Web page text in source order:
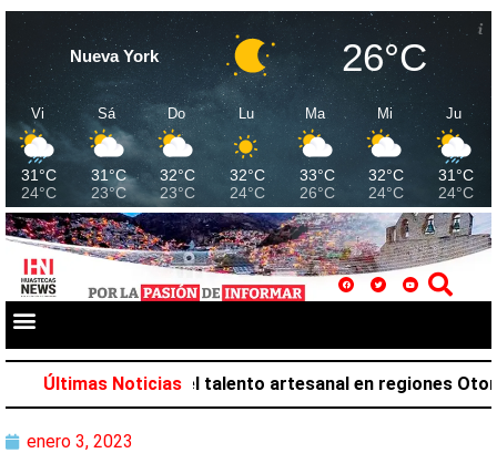
Nueva York 26°C
Vi
31°C
24°C
Sá
31°C
23°C
Do
32°C
23°C
Lu
32°C
24°C
Ma
33°C
26°C
Mi
32°C
24°C
Ju
31°C
24°C
Últimas Noticias
reconoce el talento artesanal en regiones Otomí-
enero 3, 2023